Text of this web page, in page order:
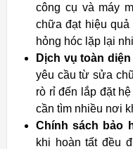
công cụ và máy
chữa đạt hiệu
hỏng hóc lặp lại
Dịch vụ toàn
yêu cầu từ sửa
rò rỉ đến lắp đặt
cần tìm nhiều nơi
Chính sách bảo
khi hoàn tất đều